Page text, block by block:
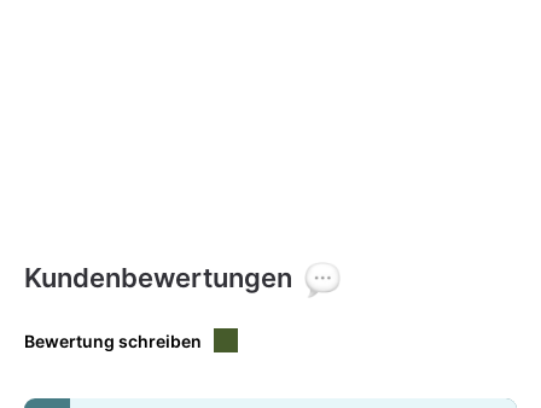
Kundenbewertungen
Bewertung schreiben